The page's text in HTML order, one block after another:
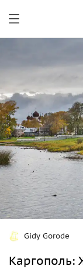
Gidy Gorode
Каргополь: